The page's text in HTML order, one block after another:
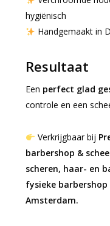
hygiënisch
Handgemaakt in
Resultaat
Een perfect glad
controle en een
Verkrijgbaar bij
barbershop &
scheren, haar- en
fysieke barbershop
Amsterdam.